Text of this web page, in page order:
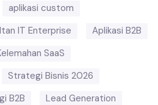
aplikasi custom
IT Enterprise
Aplikasi B2B
SaaS
Strategi Bisnis 2026
B2B Lead Generation